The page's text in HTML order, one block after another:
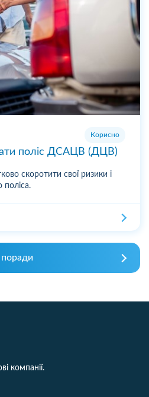
Корисно
поліс ДСАЦВ (ДЦВ)
скоротити свої ризики і
поліса.
поради
компанії.